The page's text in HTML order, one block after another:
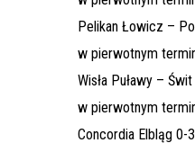
Pelikan Łowicz –
w pierwotnym
Wisła Puławy –
w pierwotnym
Concordia Elbląg 0-